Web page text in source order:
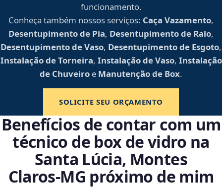
funcionamento.
Conheça também nossos serviços: Caça Vazamento,
Desentupimento de Pia, Desentupimento de Ralo,
Desentupimento de Vaso, Desentupimento de Esgoto,
Instalação de Torneira, Instalação de Vaso, Instalação
de Chuveiro e Manutenção de Box.
SOLICITE SEU ORÇAMENTO
Benefícios de contar com um
técnico de box de vidro na
Santa Lúcia, Montes
Claros‑MG próximo de mim